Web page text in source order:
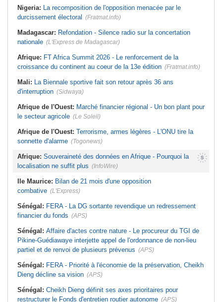
financier du fonds
Sénégal:Affaire d'actes contre
Pikine-Guédiawaye interjette appel
de l'ordonnance de non-lieu partiel et
de renvoi de plusieurs prévenus
quart
Tunisie:
interconnecté « One Health »
Nigeria: La recomposition de l'opposition menacée par le
durcissement électoral (Fratmat.info)
Madagascar: Refondation - Silence radio sur la concertation
nationale (L'Express de Madagascar)
Afrique: FT Africa Summit 2026 - Le renforcement de la
croissance du continent au coeur de la 13e édition (Fratmat.info)
Mali: La Biennale sportive fait son retour après 36 ans
d'interruption (Sidwaya)
Afrique de l'Ouest: Marché financier régional - Un bon plant pour
le secteur agricole (Le Soleil)
Afrique de l'Ouest: Terrorisme, armes légères - L'ONU tire la
sonnette d'alarme (Togonews)
Afrique: Souveraineté des données en Afrique - Pourquoi la
localisation ne suffit plus (InfoWire)
Ile Maurice: Bilan de 21 mois d'une opposition
combative (L'Express)
Sénégal: FERA - La DG sortante revendique un redressement
financier du fonds (APS)
Sénégal: Affaire d'actes contre nature - Le procureur du TGI de
Pikine-Guédiawaye interjette appel de l'ordonnance de non-lieu
partiel et de renvoi de plusieurs prévenus (APS)
Sénégal: FERA - Priorité à l'économie de la préservation, Cheikh
Dieng décline sa vision (APS)
Sénégal: Cheikh Dieng définit ses axes prioritaires pour
restructurer le Fonds d'entretien routier autonome (APS)